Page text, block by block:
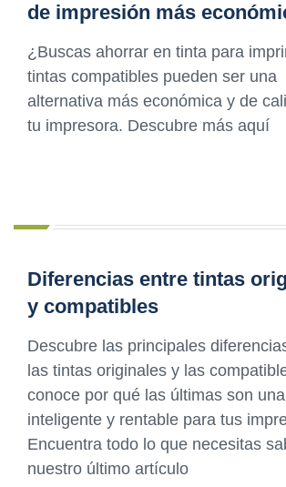
de impresión más
¿Buscas ahorrar en tinta para
tintas compatibles pueden ser una
alternativa más económica y de
tu impresora. Descubre más aquí
Diferencias entre tintas
y compatibles
Descubre las principales
las tintas originales y las
conoce por qué las últimas son
inteligente y rentable para tus
Encuentra todo lo que necesitas
nuestro último artículo